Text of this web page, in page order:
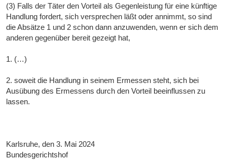
(3) Falls der Täter den Vorteil als Gegenleistung für eine künftige
Handlung fordert, sich versprechen läßt oder annimmt, so sind
die Absätze 1 und 2 schon dann anzuwenden, wenn er sich dem
anderen gegenüber bereit gezeigt hat,
1. (…)
2. soweit die Handlung in seinem Ermessen steht, sich bei
Ausübung des Ermessens durch den Vorteil beeinflussen zu
lassen.
Karlsruhe, den 3. Mai 2024
Bundesgerichtshof